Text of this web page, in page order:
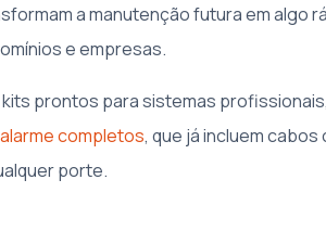
a manutenção futura em algo
e empresas.
prontos para sistemas
completos, que já incluem
porte.